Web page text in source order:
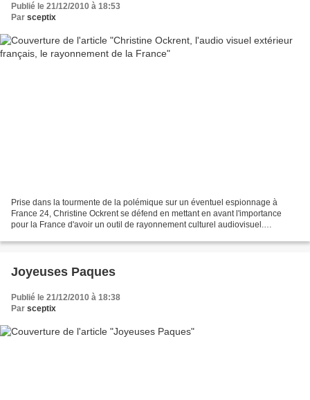
Publié le 21/12/2010 à 18:53
Par sceptix
Prise dans la tourmente de la polémique sur un éventuel espionnage à
France 24, Christine Ockrent se défend en mettant en avant l'importance
pour la France d'avoir un outil de rayonnement culturel audiovisuel.
Joyeuses Paques
Publié le 21/12/2010 à 18:38
Par sceptix